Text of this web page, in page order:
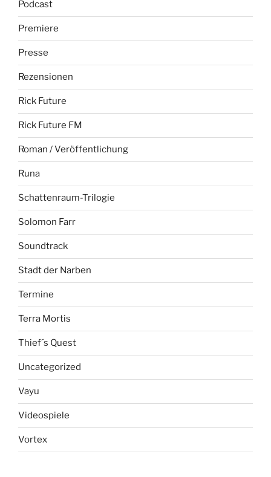
Podcast
Premiere
Presse
Rezensionen
Rick Future
Rick Future FM
Roman / Veröffentlichung
Runa
Schattenraum-Trilogie
Solomon Farr
Soundtrack
Stadt der Narben
Termine
Terra Mortis
Thief´s Quest
Uncategorized
Vayu
Videospiele
Vortex